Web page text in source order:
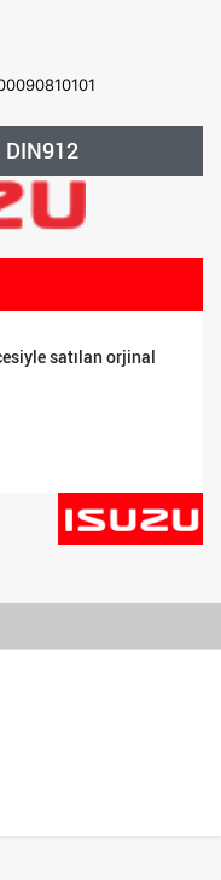
DIN912
satılan orjinal